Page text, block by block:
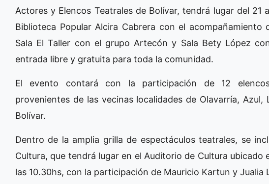
Actores y Elencos Teatrales de Bolívar, tendrá lugar del 21
Biblioteca Popular Alcira Cabrera con el acompañamiento
Sala El Taller con el grupo Artecón y Sala Bety López
entrada libre y gratuita para toda la comunidad.
El evento contará con la participación de 12
provenientes de las vecinas localidades de Olavarría, Azul,
Bolívar.
Dentro de la amplia grilla de espectáculos teatrales, se
Cultura, que tendrá lugar en el Auditorio de Cultura ubicado
las 10.30hs, con la participación de Mauricio Kartun y Jualia